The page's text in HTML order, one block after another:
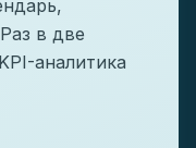
в две
аналитика